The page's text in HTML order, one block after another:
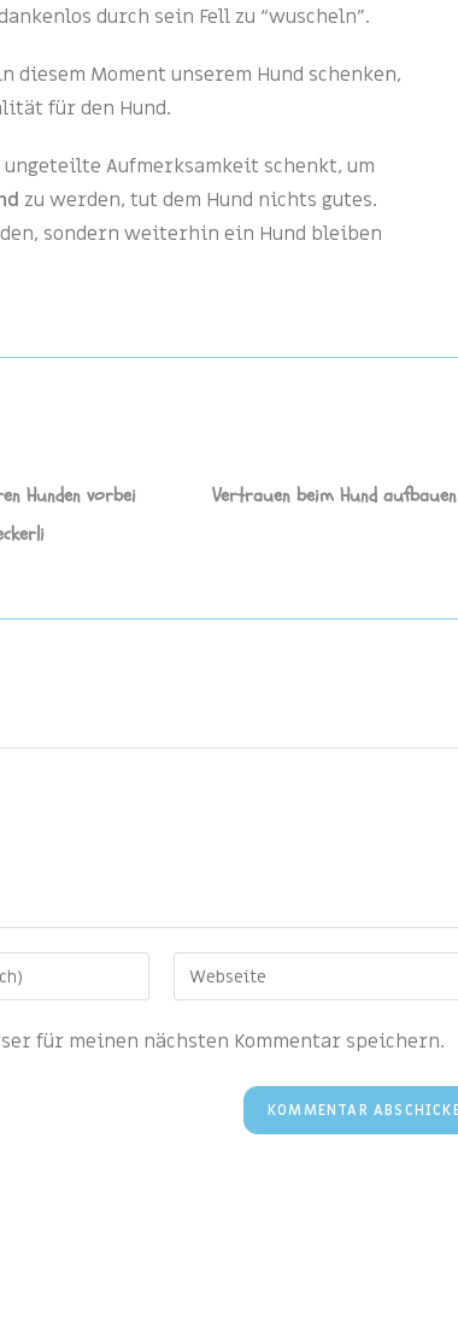
durch sein Fell zu “wuscheln”.
Moment unserem Hund schenken,
für den Hund.
Aufmerksamkeit schenkt, um
zu werden, tut dem Hund nichts gutes.
sondern weiterhin ein Hund bleiben
Hunden vorbei
Vertrauen beim Hund aufbauen
für meinen nächsten Kommentar speichern.